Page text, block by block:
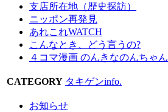
支店所在地（歴史探訪）
ニッポン再発見
あれこれWATCH
こんなとき、どう言うの?
４コマ漫画 のんきなのんちゃん
CATEGORY タキゲンinfo.
お知らせ